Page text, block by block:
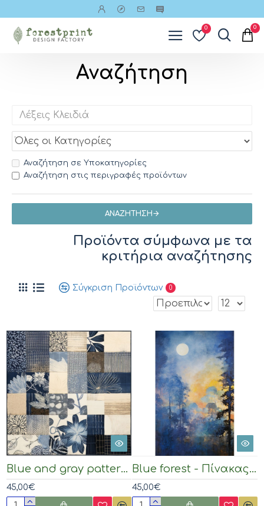
0 0
Αναζήτηση
Αναζήτηση σε Υποκατηγορίες
Αναζήτηση στις περιγραφές προϊόντων
ΑΝΑΖΉΤΗΣΗ
Προϊόντα σύμφωνα με τα
κριτήρια αναζήτησης
Σύγκριση Προϊόντων 0
Blue and gray pattern - Πίνακας σε καμβά
45,00€
Blue forest - Πίνακας σε καμβά
45,00€